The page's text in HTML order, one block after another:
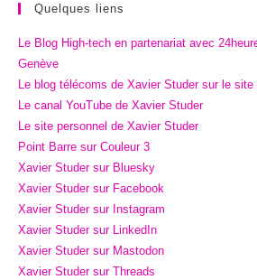
Quelques liens
Le Blog High-tech en partenariat avec
Genève
Le blog télécoms de Xavier Studer sur le site
Le canal YouTube de Xavier Studer
Le site personnel de Xavier Studer
Point Barre sur Couleur 3
Xavier Studer sur Bluesky
Xavier Studer sur Facebook
Xavier Studer sur Instagram
Xavier Studer sur LinkedIn
Xavier Studer sur Mastodon
Xavier Studer sur Threads